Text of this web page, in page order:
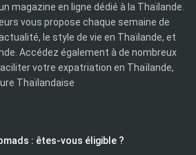
magazine en ligne dédié à la Thaïlande.
vous propose chaque semaine de
le style de vie en Thaïlande, et
Accédez également à de nombreux
votre expatriation en Thaïlande,
Thaïlandaise
: êtes-vous éligible ?